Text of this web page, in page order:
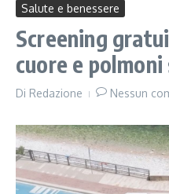
Salute e benessere
Screening
cuore e
Di Redazione Nessun